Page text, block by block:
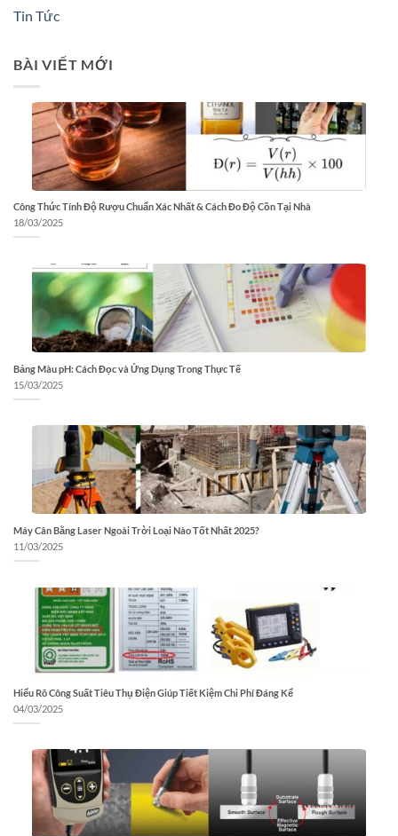
Tin Tức
BÀI VIẾT MỚI
Công Thức Tính Độ Rượu Chuẩn Xác Nhất & Cách Đo Độ Cồn Tại Nhà
18/03/2025
Bảng Màu pH: Cách Đọc và Ứng Dụng Trong Thực Tế
15/03/2025
Máy Cân Bằng Laser Ngoài Trời Loại Nào Tốt Nhất 2025?
11/03/2025
Hiểu Rõ Công Suất Tiêu Thụ Điện Giúp Tiết Kiệm Chi Phí Đáng Kể
04/03/2025